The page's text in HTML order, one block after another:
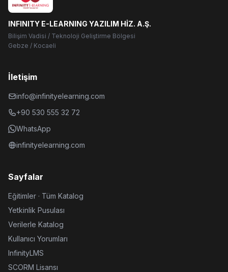
INFINITY E-LEARNING YAZILIM HİZ. A.Ş.
Bilişim Vadisi / Teknoloji Geliştirme Bölgesi
Gebze / Kocaeli
İletişim
info@infinityelearning.com
+90 530 555 32 72
WhatsApp
infinityelearning.com
Sayfalar
Eğitimler · Tüm Katalog
Yetkinlik Pusulası
Verilerle Katalog
Kullanıcı Yorumları
InfinityLMS
SCORM Lisansı